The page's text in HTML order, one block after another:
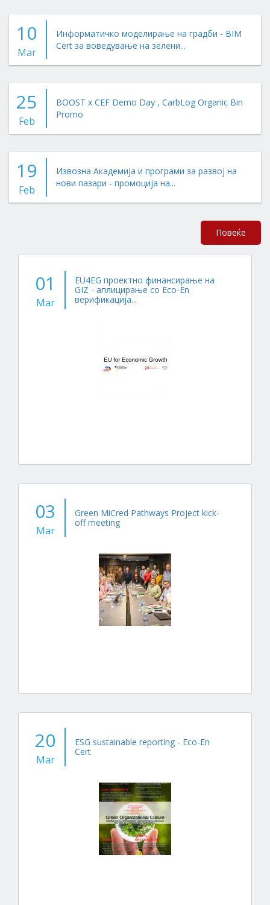
10
Mar
Информатичко моделирање на градби - BIM
Cert за воведување на зелени...
25
Feb
BOOST x CEF Demo Day , CarbLog Organic Bin
Promo
19
Feb
Извозна Академија и програми за развој на
нови пазари - промоција на...
Повеќе
01
Mar
EU4EG проектно финансирање на
GIZ - аплицирање со Eco-En
верификација...
03
Mar
Green MiCred Pathways Project kick-
off meeting
20
Mar
ESG sustainable reporting - Eco-En
Cert